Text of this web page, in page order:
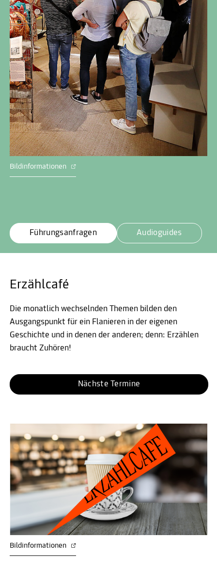
Bildinformationen
Führungsanfragen Audioguides
Erzählcafé
Die monatlich wechselnden Themen bilden den
Ausgangspunkt für ein Flanieren in der eigenen
Geschichte und in denen der anderen; denn: Erzählen
braucht Zuhören!
Nächste Termine
Bildinformationen